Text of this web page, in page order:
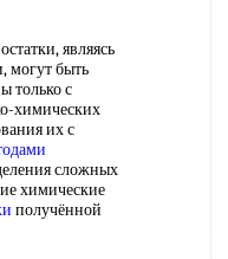
являясь
могут быть
только с
химических
их с
сложных
химические
получённой